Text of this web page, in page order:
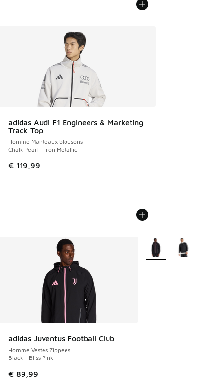
adidas Audi F1 Engineers & Marketing
Track Top
Homme Manteaux blousons
Chalk Pearl - Iron Metallic
€ 119,99
adidas Juventus Football Club
Homme Vestes Zippees
Black - Bliss Pink
€ 89,99
Plus de couleurs